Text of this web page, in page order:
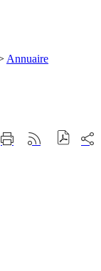
Annuaire
ImprimerGénérer
sur